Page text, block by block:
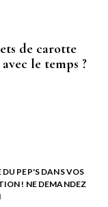
de carotte
le temps ?
PEP'S DANS VOS
! NE DEMANDEZ